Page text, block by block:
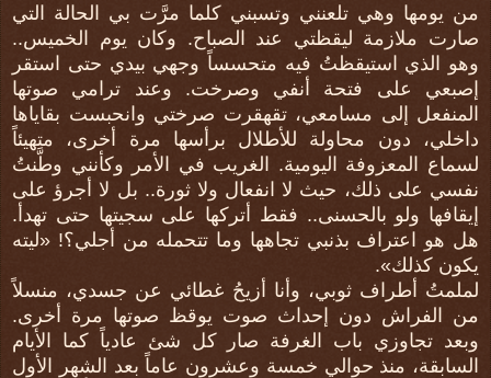
من يومها وهي تلعنني وتسبني كلما مرَّت بي الحالة التي
صارت ملازمة ليقظتي عند الصباح. وكان يوم الخميس..
وهو الذي استيقظتُ فيه متحسساً وجهي بيدي حتى استقر
إصبعي على فتحة أنفي وصرخت. وعند ترامي صوتها
المنفعل إلى مسامعي، تقهقرت صرختي وانحبست بقاياها
داخلي، دون محاولة للأطلال برأسها مرة أخرى، متهيئاً
لسماع المعزوفة اليومية. الغريب في الأمر وكأنني وطَّنتُ
نفسي على ذلك، حيث لا انفعال ولا ثورة.. بل لا أجرؤ على
إيقافها ولو بالحسنى.. فقط أتركها على سجيتها حتى تهدأ.
هل هو اعتراف بذنبي تجاهها وما تتحمله من أجلي؟! «ليته
يكون كذلك».
لملمتُ أطراف ثوبي، وأنا أزيحُ غطائي عن جسدي، منسلاً
من الفراش دون إحداث صوت يوقظ صوتها مرة أخرى.
وبعد تجاوزي باب الغرفة صار كل شئ عادياً كما الأيام
السابقة، منذ حوالي خمسة وعشرون عاماً بعد الشهر الأول